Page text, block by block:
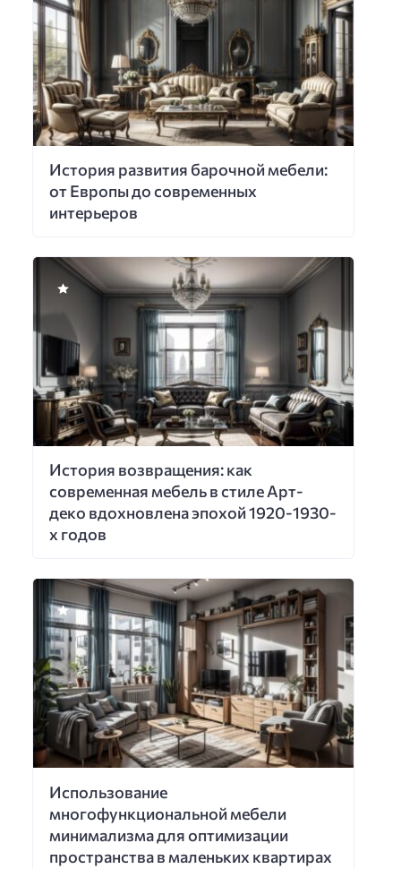
История развития барочной мебели:
от Европы до современных
интерьеров
История возвращения: как
современная мебель в стиле Арт-
деко вдохновлена эпохой 1920-1930-
х годов
Использование
многофункциональной мебели
минимализма для оптимизации
пространства в маленьких квартирах